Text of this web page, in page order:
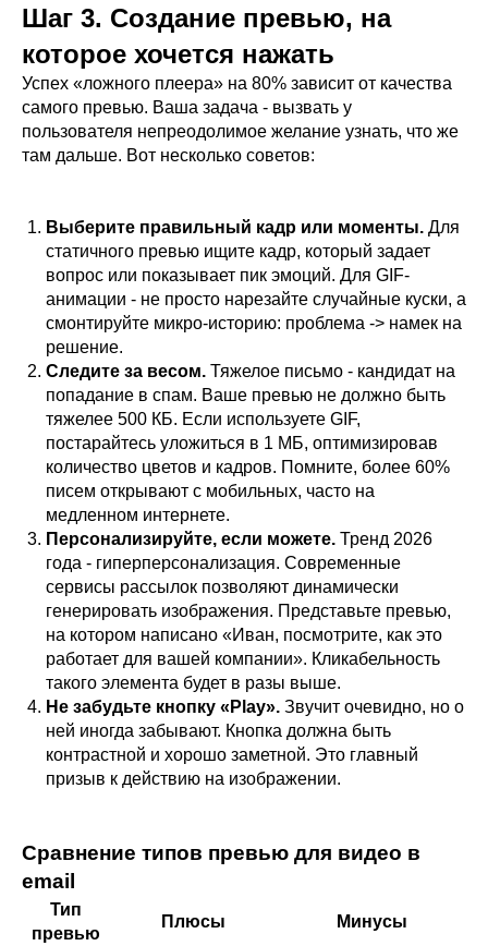
Шаг 3. Создание превью, на
которое хочется нажать
Успех «ложного плеера» на 80% зависит от качества
самого превью. Ваша задача - вызвать у
пользователя непреодолимое желание узнать, что же
там дальше. Вот несколько советов:
Выберите правильный кадр или моменты. Для
статичного превью ищите кадр, который задает
вопрос или показывает пик эмоций. Для GIF-
анимации - не просто нарезайте случайные куски, а
смонтируйте микро-историю: проблема -> намек на
решение.
Следите за весом. Тяжелое письмо - кандидат на
попадание в спам. Ваше превью не должно быть
тяжелее 500 КБ. Если используете GIF,
постарайтесь уложиться в 1 МБ, оптимизировав
количество цветов и кадров. Помните, более 60%
писем открывают с мобильных, часто на
медленном интернете.
Персонализируйте, если можете. Тренд 2026
года - гиперперсонализация. Современные
сервисы рассылок позволяют динамически
генерировать изображения. Представьте превью,
на котором написано «Иван, посмотрите, как это
работает для вашей компании». Кликабельность
такого элемента будет в разы выше.
Не забудьте кнопку «Play». Звучит очевидно, но о
ней иногда забывают. Кнопка должна быть
контрастной и хорошо заметной. Это главный
призыв к действию на изображении.
Сравнение типов превью для видео в
email
Тип
превью
Плюсы Минусы